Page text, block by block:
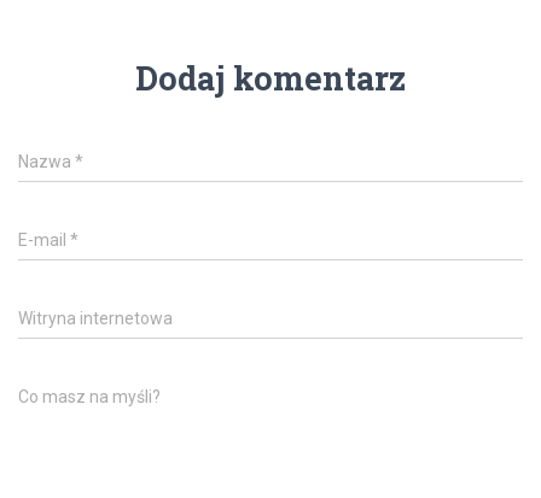
Dodaj komentarz
Nazwa *
E-mail *
Witryna internetowa
Co masz na myśli?